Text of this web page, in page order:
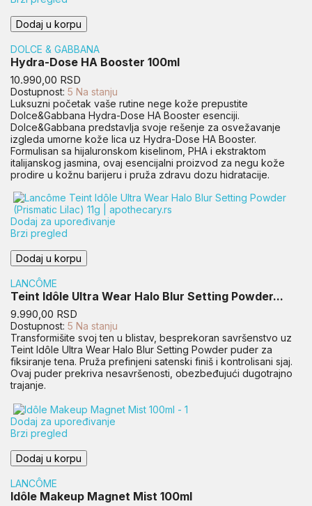
Dodaj u korpu
DOLCE & GABBANA
Hydra-Dose HA Booster 100ml
Cena
10.990,00 RSD
Dostupnost: 5 Na stanju
Luksuzni početak vaše rutine nege kože prepustite
Dolce&Gabbana Hydra-Dose HA Booster esenciji.
Dolce&Gabbana predstavlja svoje rešenje za osvežavanje
izgleda umorne kože lica uz Hydra-Dose HA Booster.
Formulisan sa hijaluronskom kiselinom, PHA i ekstraktom
italijanskog jasmina, ovaj esencijalni proizvod za negu kože
prodire u kožnu barijeru i pruža zdravu dozu hidratacije.
Dodaj za upoređivanje
Brzi pregled
Dodaj u korpu
LANCÔME
Teint Idôle Ultra Wear Halo Blur Setting Powder...
Cena
9.990,00 RSD
Dostupnost: 5 Na stanju
Transformišite svoj ten u blistav, besprekoran savršenstvo uz
Teint Idôle Ultra Wear Halo Blur Setting Powder puder za
fiksiranje tena. Pruža prefinjeni satenski finiš i kontrolisani sjaj.
Ovaj puder prekriva nesavršenosti, obezbeđujući dugotrajno
trajanje.
Dodaj za upoređivanje
Brzi pregled
Dodaj u korpu
LANCÔME
Idôle Makeup Magnet Mist 100ml